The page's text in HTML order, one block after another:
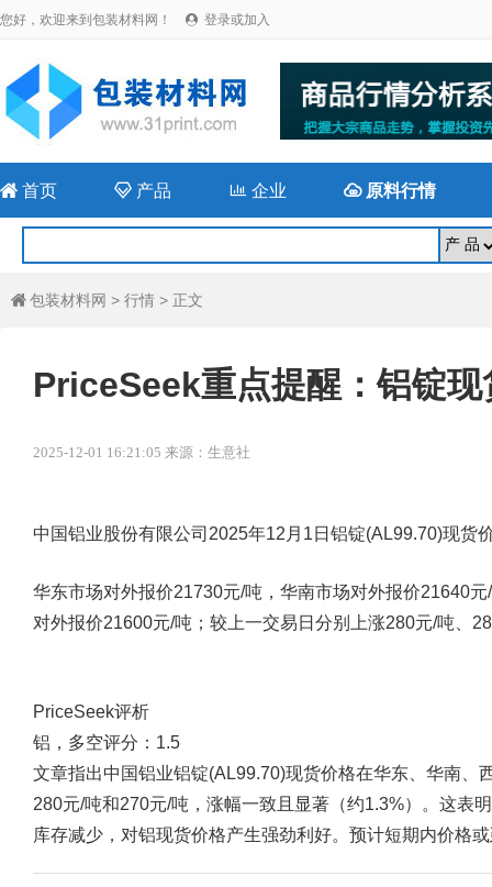
您好，欢迎来到包装材料网！  登录或加入
 首页  产品 企业 原料行情
 包装材料网 > 行情 > 正文
PriceSeek重点提醒：铝锭
2025-12-01 16:21:05 来源：生意社
中国铝业股份有限公司2025年12月1日铝锭(AL99.70)现货
华东市场对外报价21730元/吨，华南市场对外报价21640
对外报价21600元/吨；较上一交易日分别上涨280元/吨、
PriceSeek评析
铝，多空评分：1.5
文章指出中国铝业铝锭(AL99.70)现货价格在华东、华南、
280元/吨和270元/吨，涨幅一致且显著（约1.3%）。这表
库存减少，对铝现货价格产生强劲利好。预计短期内价格